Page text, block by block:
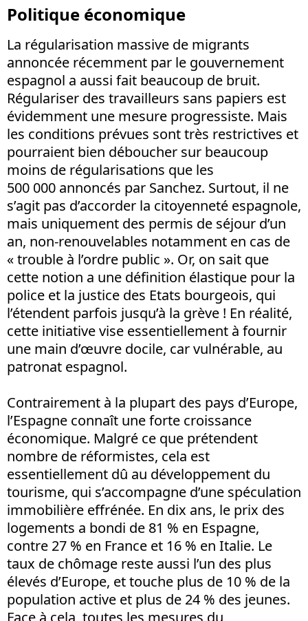
Politique économique
La régularisation massive de migrants
annoncée récemment par le gouvernement
espagnol a aussi fait beaucoup de bruit.
Régulariser des travailleurs sans papiers est
évidemment une mesure progressiste. Mais
les conditions prévues sont très restrictives et
pourraient bien déboucher sur beaucoup
moins de régularisations que les
500 000 annoncés par Sanchez. Surtout, il ne
s’agit pas d’accorder la citoyenneté espagnole,
mais uniquement des permis de séjour d’un
an, non-renouvelables notamment en cas de
« trouble à l’ordre public ». Or, on sait que
cette notion a une définition élastique pour la
police et la justice des Etats bourgeois, qui
l’étendent parfois jusqu’à la grève ! En réalité,
cette initiative vise essentiellement à fournir
une main d’œuvre docile, car vulnérable, au
patronat espagnol.
Contrairement à la plupart des pays d’Europe,
l’Espagne connaît une forte croissance
économique. Malgré ce que prétendent
nombre de réformistes, cela est
essentiellement dû au développement du
tourisme, qui s’accompagne d’une spéculation
immobilière effrénée. En dix ans, le prix des
logements a bondi de 81 % en Espagne,
contre 27 % en France et 16 % en Italie. Le
taux de chômage reste aussi l’un des plus
élevés d’Europe, et touche plus de 10 % de la
population active et plus de 24 % des jeunes.